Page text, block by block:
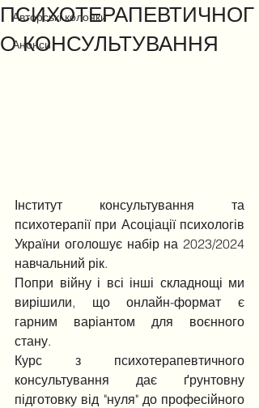
Авторські колонки
Анонси
ПСИХОТЕРАПЕВТИЧНОГ
О КОНСУЛЬТУВАННЯ
Інститут консультування та
психотерапії при Асоціації психологів
України оголошує набір на 2023/2024
навчальний рік.
Попри війну і всі інші складнощі ми
вирішили, що онлайн-формат є
гарним варіантом для воєнного
стану.
Курс з психотерапевтичного
консультування дає ґрунтовну
підготовку від "нуля" до професійного